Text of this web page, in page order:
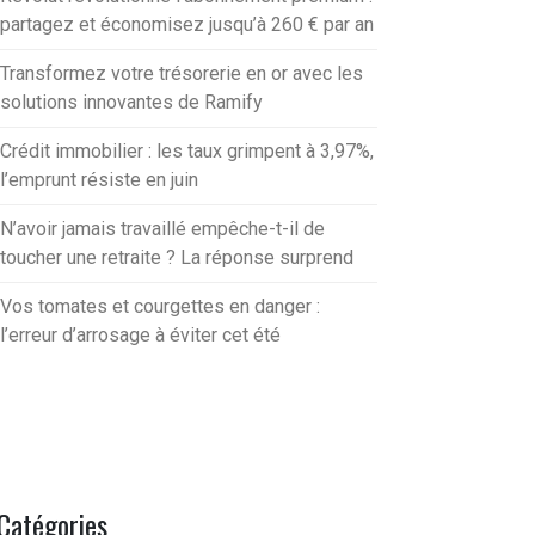
partagez et économisez jusqu’à 260 € par an
Transformez votre trésorerie en or avec les
solutions innovantes de Ramify
Crédit immobilier : les taux grimpent à 3,97%,
l’emprunt résiste en juin
N’avoir jamais travaillé empêche-t-il de
toucher une retraite ? La réponse surprend
Vos tomates et courgettes en danger :
l’erreur d’arrosage à éviter cet été